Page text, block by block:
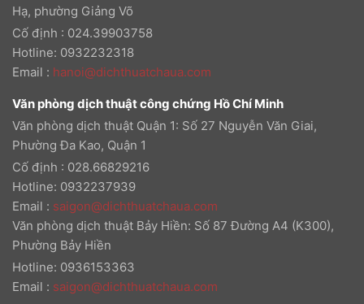
Hạ, phường Giảng Võ
Cố định : 024.39903758
Hotline: 0932232318
Email : hanoi@dichthuatchaua.com
Văn phòng dịch thuật công chứng Hồ Chí Minh
Văn phòng dịch thuật Quận 1: Số 27 Nguyễn Văn Giai,
Phường Đa Kao, Quận 1
Cố định : 028.66829216
Hotline: 0932237939
Email : saigon@dichthuatchaua.com
Văn phòng dịch thuật Bảy Hiền: Số 87 Đường A4 (K300),
Phường Bảy Hiền
Hotline: 0936153363
Email : saigon@dichthuatchaua.com